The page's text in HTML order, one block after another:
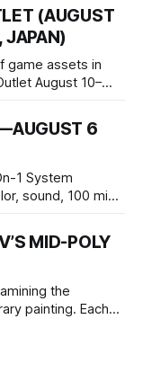
resist the
seek refuge in a
(AUGUST
JAPAN)
game assets in
8014, Japan
and
6
1 System
Shaquille O’Neal.
indefinitely.
MID-POLY
the
painting. Each
the temporal